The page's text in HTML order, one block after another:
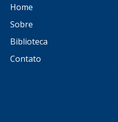
Home
Sobre
Biblioteca
Contato